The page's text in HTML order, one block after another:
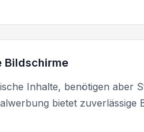
Bildschirme
Inhalte, benötigen aber
bietet